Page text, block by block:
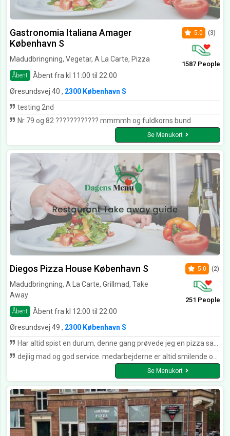
Gastronomia Italiana Amager
København S
Madudbringning, Vegetar, A La Carte, Pizza
Åbent Åbent fra kl 11:00 til 22:00
5.0 (3)
1587 People
Øresundsvej 40 , 2300 København S
testing 2nd
Nr 79 og 82 ???????????? mmmmh og fuldkorns bund
Se Menukort
Diegos Pizza House København S
Madudbringning, A La Carte, Grillmad, Take
Away
Åbent Åbent fra kl 12:00 til 22:00
5.0 (2)
251 People
Øresundsvej 49 , 2300 København S
Har altid spist en durum, denne gang prøvede jeg en pizza sandwich og jeg må da sige jeg er positivt overrasket
dejlig mad og god service. medarbejderne er altid smilende og imødekommende :)
Se Menukort